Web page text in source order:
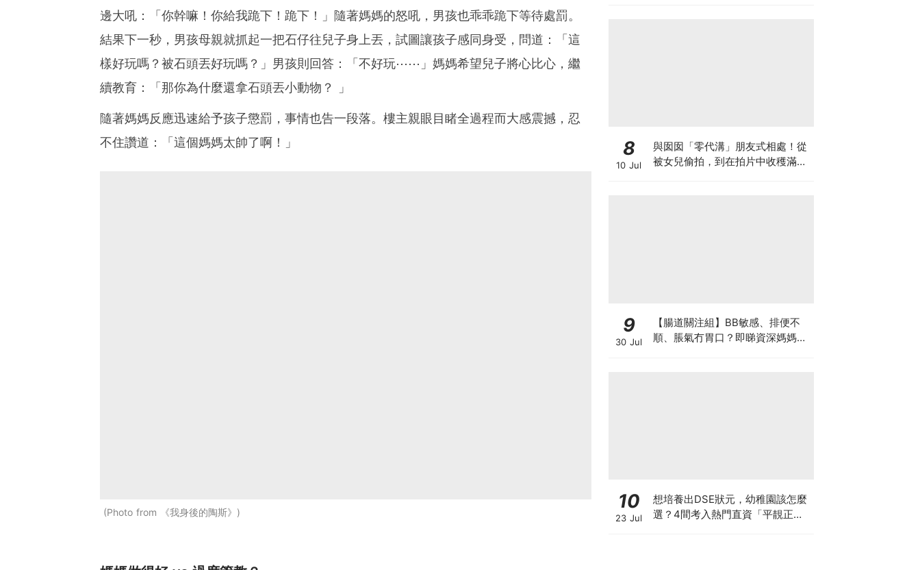
邊大吼：「你幹嘛！你給我跪下！跪下！」隨著媽媽的怒吼，男孩也乖乖跪下等待處罰。
結果下一秒，男孩母親就抓起一把石仔往兒子身上丟，試圖讓孩子感同身受，問道：「這
樣好玩嗎？被石頭丟好玩嗎？」男孩則回答：「不好玩⋯⋯」媽媽希望兒子將心比心，繼
續教育：「那你為什麼還拿石頭丟小動物？ 」
隨著媽媽反應迅速給予孩子懲罰，事情也告一段落。樓主親眼目睹全過程而大感震撼，忍
不住讚道：「這個媽媽太帥了啊！」
Photo from 《我身後的陶斯》
8
10 Jul
與囡囡「零代溝」朋友式相處！從
被女兒偷拍，到在拍片中收穫滿足
9
30 Jul
【腸道關注組】BB敏感、排便不
順、脹氣冇胃口？即睇資深媽媽分
10
23 Jul
想培養出DSE狀元，幼稚園該怎麼
選？4間考入熱門直資「平靚正」